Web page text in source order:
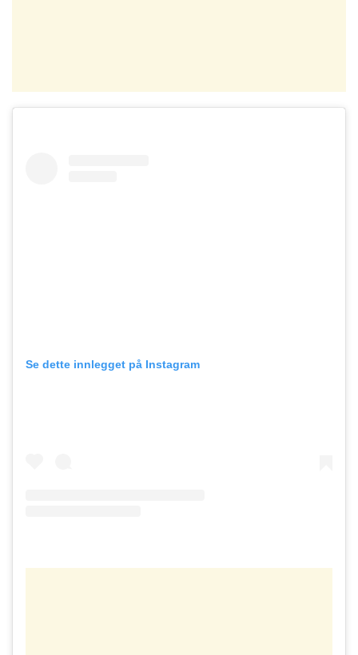
Se dette innlegget på Instagram